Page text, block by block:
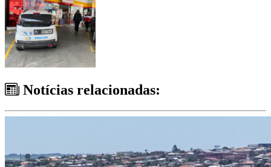
Notícias relacionadas: